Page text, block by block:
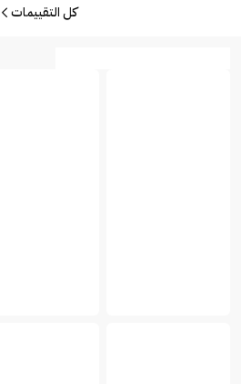
كل التقييمات